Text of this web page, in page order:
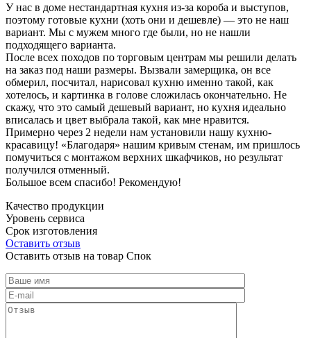
У нас в доме нестандартная кухня из-за короба и выступов,
поэтому готовые кухни (хоть они и дешевле) — это не наш
вариант. Мы с мужем много где были, но не нашли
подходящего варианта.
После всех походов по торговым центрам мы решили делать
на заказ под наши размеры. Вызвали замерщика, он все
обмерил, посчитал, нарисовал кухню именно такой, как
хотелось, и картинка в голове сложилась окончательно. Не
скажу, что это самый дешевый вариант, но кухня идеально
вписалась и цвет выбрала такой, как мне нравится.
Примерно через 2 недели нам установили нашу кухню-
красавицу! «Благодаря» нашим кривым стенам, им пришлось
помучиться с монтажом верхних шкафчиков, но результат
получился отменный.
Большое всем спасибо! Рекомендую!
Качество продукции
Уровень сервиса
Срок изготовления
Оставить отзыв
Оставить отзыв на товар Спок